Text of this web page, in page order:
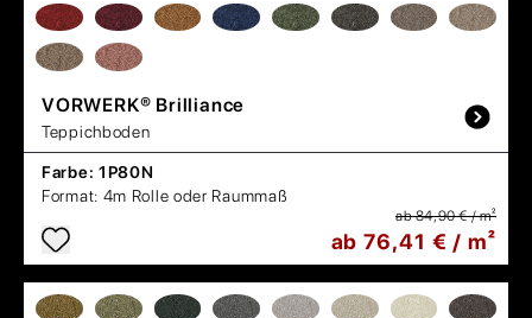
VORWERK® Brilliance
Teppichboden
Farbe: 1P80N
Format: 4m Rolle oder Raummaß
ab 84,90 € / m²
ab 76,41 € / m²